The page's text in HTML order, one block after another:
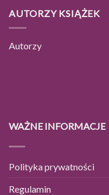
AUTORZY KSIĄŻEK
Autorzy
WAŻNE INFORMACJE
Polityka prywatności
Regulamin